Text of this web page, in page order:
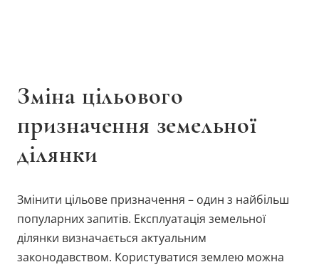
Зміна цільового
призначення земельної
ділянки
Змінити цільове призначення – один з найбільш
популарних запитів. Експлуатація земельної
ділянки визначається актуальним
законодавством. Користуватися землею можна